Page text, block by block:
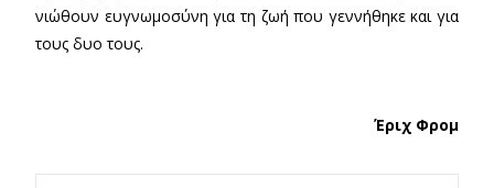
νιώθουν ευγνωμοσύνη για τη ζωή που γεννήθηκε και για
τους δυο τους.
Έριχ Φρομ